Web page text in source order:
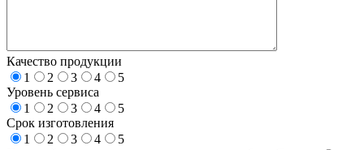
Качество продукции
1
2 3 4
5
Уровень сервиса
1
2 3 4
5
Срок изготовления
1
2 3 4
5